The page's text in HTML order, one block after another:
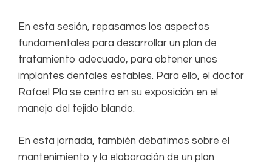
En esta sesión, repasamos los aspectos
fundamentales para desarrollar un plan de
tratamiento adecuado, para obtener unos
implantes dentales estables. Para ello, el doctor
Rafael Pla se centra en su exposición en el
manejo del tejido blando.
En esta jornada, también debatimos sobre el
mantenimiento y la elaboración de un plan